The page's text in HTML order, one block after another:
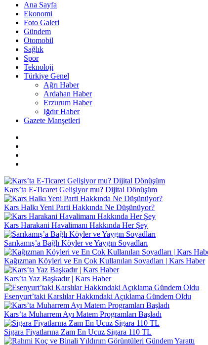
Ana Sayfa
Ekonomi
Foto Galeri
Gündem
Otomobil
Sağlık
Spor
Teknoloji
Türkiye Genel
Ağrı Haber
Ardahan Haber
Erzurum Haber
Iğdır Haber
Gazete Manşetleri
Kars’ta E-Ticaret Gelişiyor mu? Dijital Dönüşüm
Kars Halkı Yeni Parti Hakkında Ne Düşünüyor?
Kars Harakani Havalimanı Hakkında Her Şey
Sarıkamış’a Bağlı Köyler ve Yaygın Soyadları
Kağızman Köyleri ve En Çok Kullanılan Soyadları | Kars Haber
Kars’ta Yaz Başkadır | Kars Haber
Esenyurt’taki Karslılar Hakkındaki Açıklama Gündem Oldu
Kars’ta Muharrem Ayı Matem Programları Başladı
Sigara Fiyatlarına Zam En Ucuz Sigara 110 TL